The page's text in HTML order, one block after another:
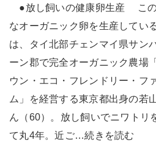
●放し飼いの健康卵生産 この
なオーガニック卵を生産してい
は、タイ北部チェンマイ県サン
ーン郡で完全オーガニック農場
ウン・エコ・フレンドリー・フ
ム」を経営する東京都出身の若
ん（60）。放し飼いでニワトリ
て丸4年。近ご…続きを読む